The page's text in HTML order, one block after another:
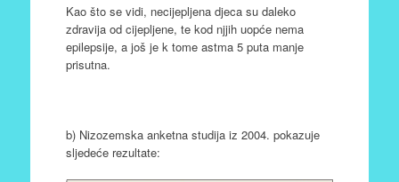
Kao što se vidi, necijepljena djeca su daleko
zdravija od cijepljene, te kod njjih uopće nema
epilepsije, a još je k tome astma 5 puta manje
prisutna.
b) Nizozemska anketna studija iz 2004. pokazuje
sljedeće rezultate: